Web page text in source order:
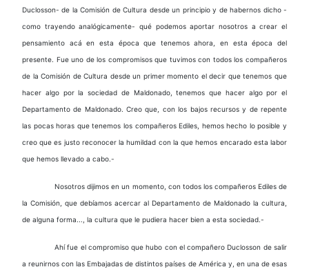
Duclosson- de la Comisión de Cultura desde un principio y de habernos dicho -
como trayendo analógicamente- qué podemos aportar nosotros a crear el
pensamiento acá en esta época que tenemos ahora, en esta época del
presente. Fue uno de los compromisos que tuvimos con todos los compañeros
de la Comisión de Cultura desde un primer momento el decir que tenemos que
hacer algo por la sociedad de Maldonado, tenemos que hacer algo por el
Departamento de Maldonado. Creo que, con los bajos recursos y de repente
las pocas horas que tenemos los compañeros Ediles, hemos hecho lo posible y
creo que es justo reconocer la humildad con la que hemos encarado esta labor
que hemos llevado a cabo.-
Nosotros dijimos en un momento, con todos los compañeros Ediles de
la Comisión, que debíamos acercar al Departamento de Maldonado la cultura,
de alguna forma..., la cultura que le pudiera hacer bien a esta sociedad.-
Ahí fue el compromiso que hubo con el compañero Duclosson de salir
a reunirnos con las Embajadas de distintos países de América y, en una de esas